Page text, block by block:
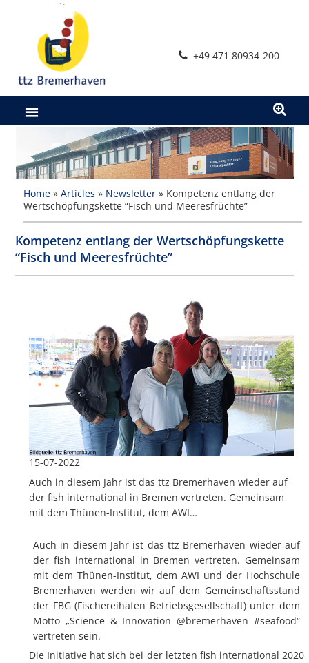
springen
+49 471 80934-200
Home »Articles » Newsletter » Kompetenz entlang der
Wertschöpfungskette “Fisch und Meeresfrüchte”
Kompetenz entlang der Wertschöpfungskette
“Fisch und Meeresfrüchte”
15-07-2022
Auch in diesem Jahr ist das ttz Bremerhaven wieder auf
der fish international in Bremen vertreten. Gemeinsam
mit dem Thünen-Institut, dem AWI…
Auch in diesem Jahr ist das ttz Bremerhaven wieder auf
der fish international in Bremen vertreten. Gemeinsam
mit dem Thünen-Institut, dem AWI und der Hochschule
Bremerhaven werden wir auf dem Gemeinschaftsstand
der FBG (Fischereihafen Betriebsgesellschaft) unter dem
Motto „Science & Innovation @bremerhaven #seafood“
vertreten sein.
Die Initiative hat sich bei der letzten fish international 2020